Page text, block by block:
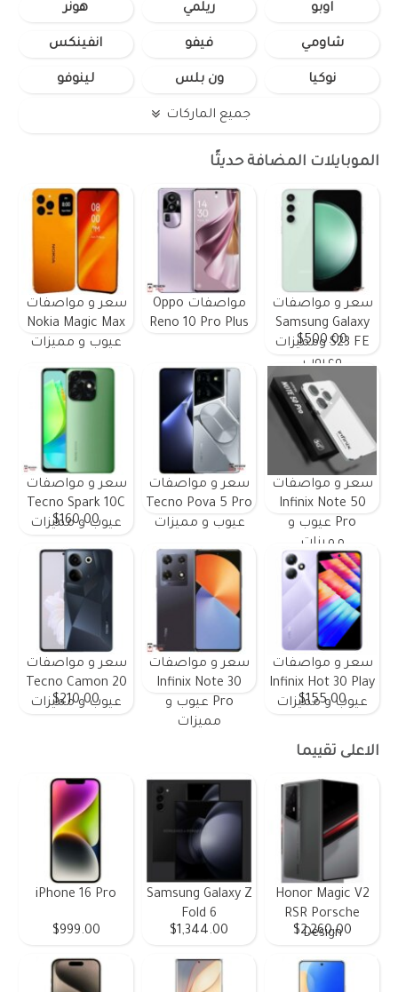
اوبو ريلمي هونر
شاومي فيفو انفينكس
نوكيا ون بلس لينوفو
جميع الماركات
الموبايلات المضافة حديثًا
سعر و مواصفات
Samsung Galaxy
S23 FE ومميزات
وعيوب
$500.00
مواصفات Oppo
Reno 10 Pro Plus
سعر و مواصفات
Nokia Magic Max
عيوب و مميزات
سعر و مواصفات
Infinix Note 50
Pro عيوب و
مميزات
سعر و مواصفات
Tecno Pova 5 Pro
عيوب و مميزات
سعر و مواصفات
Tecno Spark 10C
عيوب و مميزات
$160.00
سعر و مواصفات
Infinix Hot 30 Play
عيوب و مميزات
$155.00
سعر و مواصفات
Infinix Note 30
Pro عيوب و
مميزات
سعر و مواصفات
Tecno Camon 20
عيوب و مميزات
$210.00
الاعلى تقييما
Honor Magic V2
RSR Porsche
Design
$2,260.00
Samsung Galaxy Z
Fold 6
$1,344.00
iPhone 16 Pro
$999.00